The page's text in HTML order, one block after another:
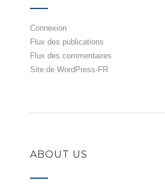
Connexion
Flux des publications
Flux des commentaires
Site de WordPress-FR
ABOUT US